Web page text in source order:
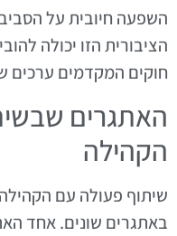
השפעה חיובית על
הציבורית הזו יכולה
חוקים המקדמים ערכים
האתגרים
הקהילה
באתגרים שונים. אחד